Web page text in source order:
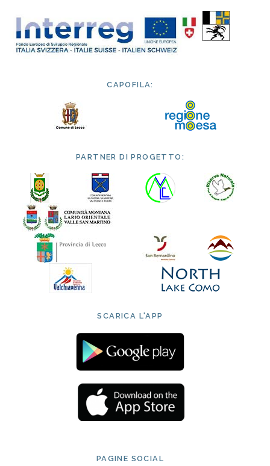
CAPOFILA:
PARTNER DI PROGETTO:
SCARICA L'APP
PAGINE SOCIAL